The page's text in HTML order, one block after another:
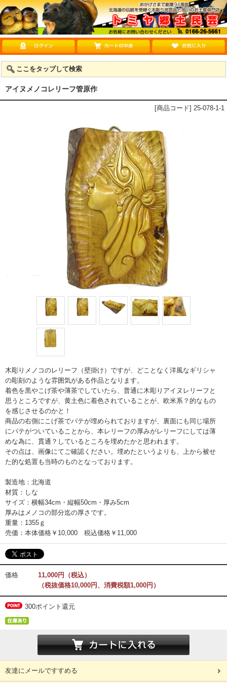
ここをタップして検索
アイヌメノコレリーフ管原作
[商品コード] 25-078-1-1
木彫りメノコのレリーフ（壁掛け）ですが、どことなく洋風なギリシャ
の彫刻のような雰囲気がある作品となります。
着色を黒やこげ茶や薄茶でしていたら、普通に木彫りアイヌレリーフと
思うところですが、黄土色に着色されていることが、欧米系？的なもの
を感じさせるのかと！
商品の右側にこげ茶でパテが埋められておりますが、裏面にも同じ場所
にパテがついていることから、本レリーフの厚みがレリーフにしては薄
めな為に、貫通？しているところを埋めたかと思われます。
その点は、画像にてご確認ください。埋めたというよりも、上から被せ
た的な処置も当時のものとなっております。
製造地：北海道
材質：しな
サイズ：横幅34cm・縦幅50cm・厚み5cm
厚みはメノコの部分迄の厚さです。
重量：1355ｇ
売価：本体価格￥10,000 税込価格￥11,000
価格
11,000円（税込）
（税抜価格10,000円、消費税額1,000円）
300ポイント還元
友達にメールですすめる